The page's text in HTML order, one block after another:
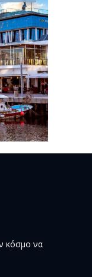
κόσμο να